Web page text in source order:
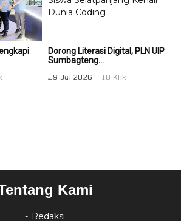
Dorong Literasi Digital, PLN UIP
Sumbagteng...
29 Jul 2026 18 Klik
Kami
Redaksi